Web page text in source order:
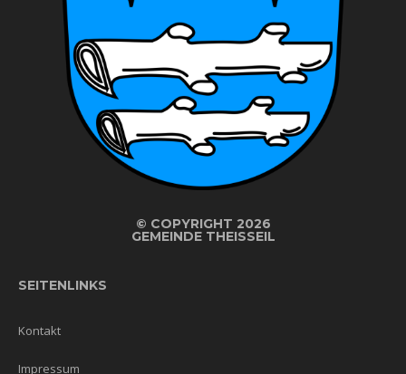
© COPYRIGHT 2026
GEMEINDE THEISSEIL
SEITENLINKS
Kontakt
Impressum